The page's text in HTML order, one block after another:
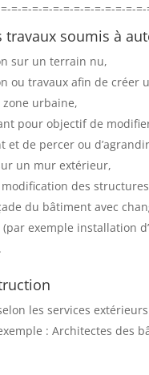
=-=-=-=-=-=-=-=-=-=-=-=-=-
travaux soumis à
sur un terrain nu,
ou travaux afin de créer
zone urbaine,
pour objectif de
et de percer ou
un mur extérieur,
des
du bâtiment avec
exemple installation
les services
: Architectes des